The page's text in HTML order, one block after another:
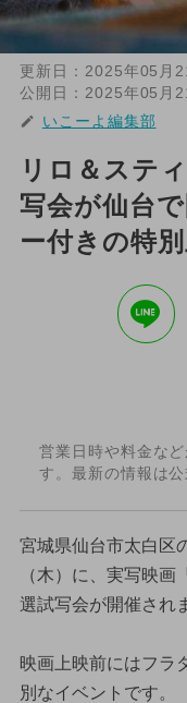
更新日： 2025年05月
公開日： 2025年05月
いこーよ編集部
リロ＆ステ
写会が仙台
ー付きの特
営業日時や料金な
す。最新の情報は
宮城県仙台市太白区
（木）に、実写映
選試写会が開催され
映画上映前にはフラ
別なイベントです。